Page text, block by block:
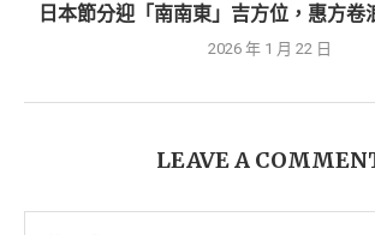
日本節分迎「南南東」吉方位，惠方卷
2026 年 1 月 22 日
LEAVE A